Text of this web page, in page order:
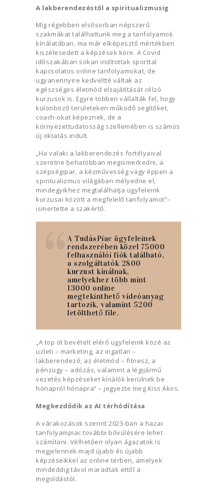
A lakberendezéstől a spiritualizmusig
Míg régebben elsősorban népszerű
szakmákat találhattunk meg a tanfolyamok
kínálatában, ma már elképesztő mértékben
kiszélesedett a képzések köre. A Covid
időszakában sokan indítottak sporttal
kapcsolatos online tanfolyamokat, de
ugyanennyire kedveltté váltak az
egészséges életmód elsajátítását célzó
kurzusok is. Egyre többen vállalták fel, hogy
különböző területeken működő segítőket,
coach-okat képeznek, de a
környezettudatosság szellemében is számos
új oktatás indult.
„Ha valaki a lakberendezés fortélyaival
szeretne behatóbban megismerkedni, a
szépségipar, a kézművesség vagy éppen a
spiritualizmus világában mélyedne el,
mindegyikhez megtalálhatja ügyfeleink
kurzusai között a megfelelő tanfolyamot”–
ismertette a szakértő.
A TudásPiac ügyfeleinek
rendszerében közel 75000
felhasználói fiók található,
a szolgáltatók 2800
kurzust kínálnak,
amelyekhez több mint
13000 online
megtekinthető videóanyag
tartozik, valamint 5200
letölthető file.
„A top öt bevételt elérő ügyfeleink közé az
üzleti – marketing, az ingatlan –
lakberendező, az életmód – fitnesz, a
pénzügy – adózás, valamint a légijármű
vezetés képzéseket kínálók kerülnek be
hónapról hónapra” – jegyezte meg Kiss Ákos.
Megkezdődik az AI térhódítása
A várakozások szerint 2023-ban a hazai
tanfolyampiac további bővülésére lehet
számítani. Vélhetően olyan ágazatok is
megjelennek majd újabb és újabb
képzéseikkel az online térben, amelyek
mindeddig távol maradtak ettől a
megoldástól.